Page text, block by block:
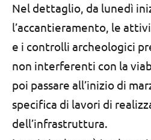
Nel dettaglio, da lunedì
l’accantieramento, le
e i controlli archeologici
non interferenti con la
poi passare all’inizio di
specifica di lavori di
dell’infrastruttura.